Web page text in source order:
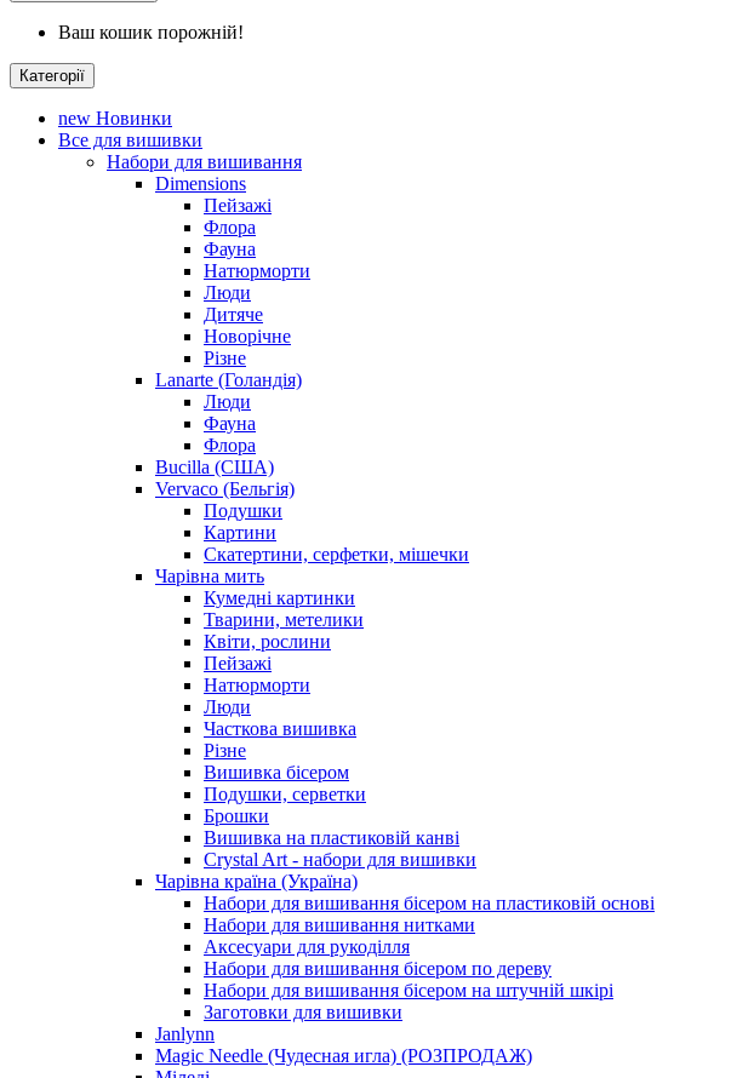
Ваш кошик порожній!
Категорії
new Новинки
Все для вишивки
Набори для вишивання
Dimensions
Пейзажі
Флора
Фауна
Натюрморти
Люди
Дитяче
Новорічне
Різне
Lanarte (Голандія)
Люди
Фауна
Флора
Bucilla (США)
Vervaco (Бельгія)
Подушки
Картини
Скатертини, серфетки, мішечки
Чарiвна мить
Кумедні картинки
Тварини, метелики
Квіти, рослини
Пейзажі
Натюрморти
Люди
Часткова вишивка
Різне
Вишивка бісером
Подушки, серветки
Брошки
Вишивка на пластиковій канві
Crystal Art - набори для вишивки
Чарівна країна (Україна)
Набори для вишивання бісером на пластиковій основі
Набори для вишивання нитками
Аксесуари для рукоділля
Набори для вишивання бісером по дереву
Набори для вишивання бісером на штучній шкірі
Заготовки для вишивки
Janlynn
Magic Needle (Чудесная игла) (РОЗПРОДАЖ)